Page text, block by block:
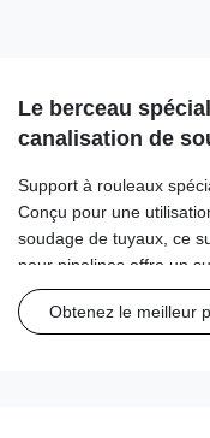
Le berceau
canalisation de
Support à rouleaux
Conçu pour une
soudage de tuyaux, ce
pour pipelines offre un
fiables pour les
diamètres de tuyaux.
Obtenez le meilleur